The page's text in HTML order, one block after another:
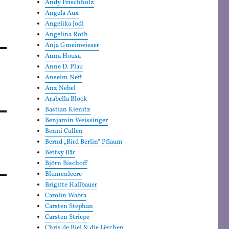
Andy Frischholz
Angela Aux
Angelika Jodl
Angelina Roth
Anja Gmeinwieser
Anna Housa
Anne D. Plau
Anselm Neft
Anz Nebel
Arabella Block
Bastian Kienitz
Benjamin Weissinger
Benni Cullen
Bernd „Bird Berlin“ Pflaum
Bettsy Bär
Björn Bischoff
Blumenleere
Brigitte Hallbauer
Carolin Wabra
Carsten Stephan
Carsten Striepe